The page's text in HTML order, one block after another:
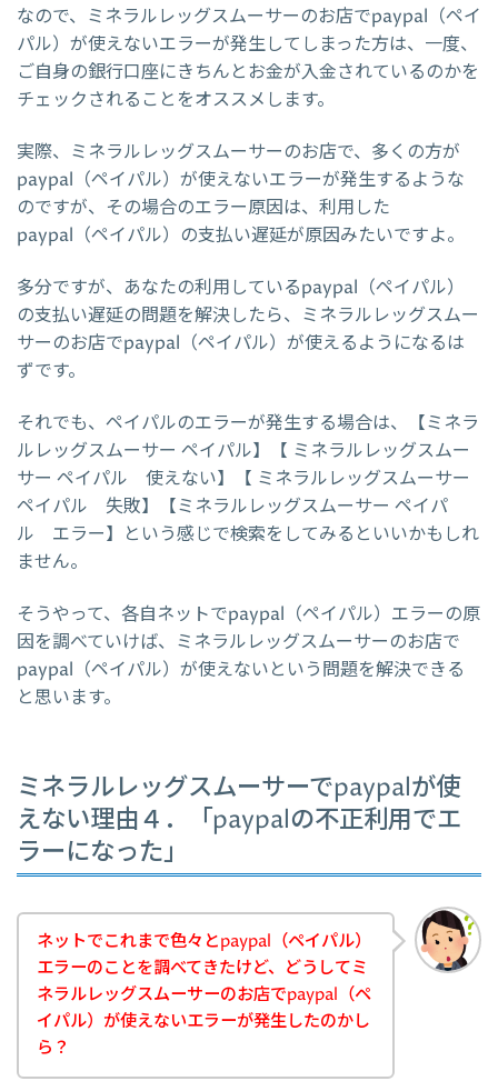
なので、ミネラルレッグスムーサーのお店でpaypal（ペイ
パル）が使えないエラーが発生してしまった方は、一度、
ご自身の銀行口座にきちんとお金が入金されているのかを
チェックされることをオススメします。
実際、ミネラルレッグスムーサーのお店で、多くの方が
paypal（ペイパル）が使えないエラーが発生するような
のですが、その場合のエラー原因は、利用した
paypal（ペイパル）の支払い遅延が原因みたいですよ。
多分ですが、あなたの利用しているpaypal（ペイパル）
の支払い遅延の問題を解決したら、ミネラルレッグスムー
サーのお店でpaypal（ペイパル）が使えるようになるは
ずです。
それでも、ペイパルのエラーが発生する場合は、【ミネラ
ルレッグスムーサー ペイパル】【 ミネラルレッグスムー
サー ペイパル 使えない】【 ミネラルレッグスムーサー
ペイパル 失敗】【ミネラルレッグスムーサー ペイパ
ル エラー】という感じで検索をしてみるといいかもしれ
ません。
そうやって、各自ネットでpaypal（ペイパル）エラーの原
因を調べていけば、ミネラルレッグスムーサーのお店で
paypal（ペイパル）が使えないという問題を解決できる
と思います。
ミネラルレッグスムーサーでpaypalが使
えない理由４．「paypalの不正利用でエ
ラーになった」
ネットでこれまで色々とpaypal（ペイパル）
エラーのことを調べてきたけど、どうしてミ
ネラルレッグスムーサーのお店でpaypal（ペ
イパル）が使えないエラーが発生したのかし
ら？